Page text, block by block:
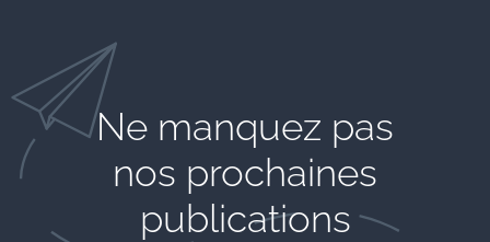
Ne manquez pas
nos prochaines
publications